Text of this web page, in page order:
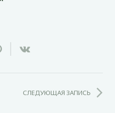
СЛЕДУЮЩАЯ ЗАПИСЬ